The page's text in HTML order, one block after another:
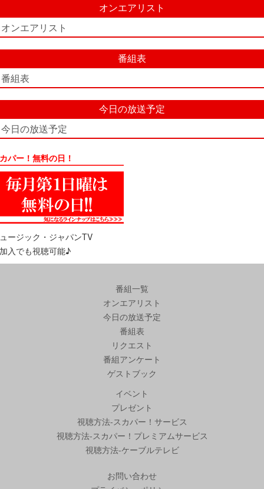
オンエアリスト
オンエアリスト
番組表
番組表
今日の放送予定
今日の放送予定
パー！無料の日！
ージック・ジャパンTV
入でも視聴可能♪
番組一覧
オンエアリスト
今日の放送予定
番組表
リクエスト
番組アンケート
ゲストブック
イベント
プレゼント
視聴方法-スカパー！サービス
視聴方法-スカパー！プレミアムサービス
視聴方法-ケーブルテレビ
お問い合わせ